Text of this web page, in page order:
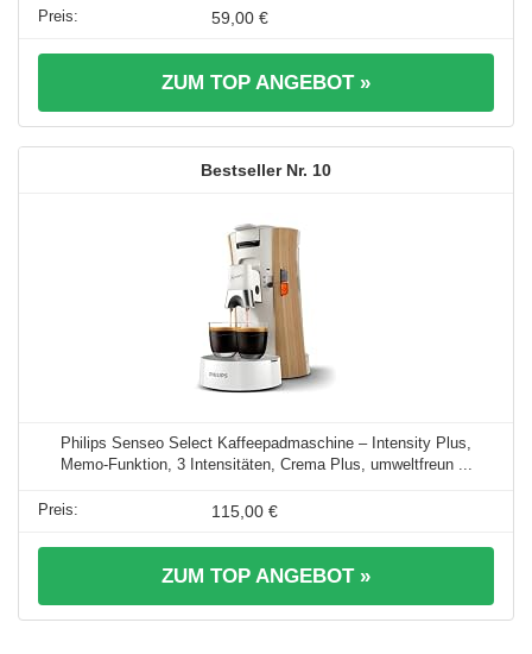
59,00 €
ZUM TOP ANGEBOT »
10
Philips Senseo Select Kaffeepadmaschine – Intensity Plus,
Memo-Funktion, 3 Intensitäten, Crema Plus, umweltfreun ...
115,00 €
ZUM TOP ANGEBOT »